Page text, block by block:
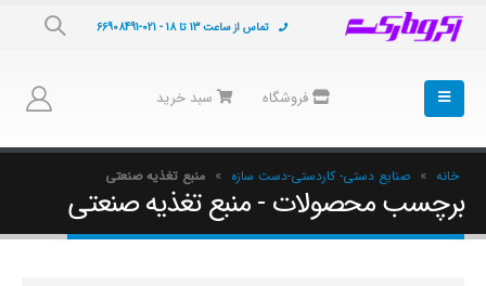
تماس از ساعت 13 تا 18 - 021-66908491
فروشگاه سبد خرید
خانه » صنایع دستی- کاردستی-دست سازه » منبع تغذیه صنعتی
برچسب محصولات - منبع تغذیه صنعتی